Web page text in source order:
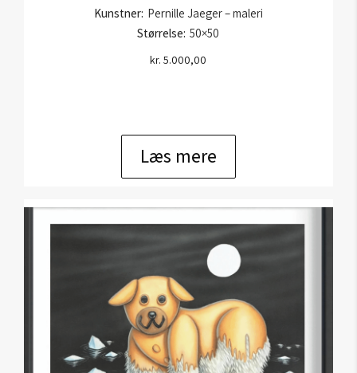
Kunstner: Pernille Jaeger – maleri
Størrelse: 50×50
kr. 5.000,00
Læs mere